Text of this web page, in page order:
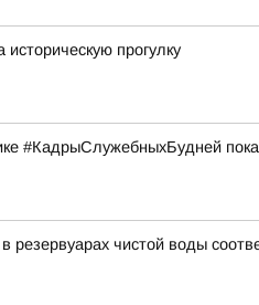
прогулку
#КадрыСлужебныхБудней
резервуарах чистой воды